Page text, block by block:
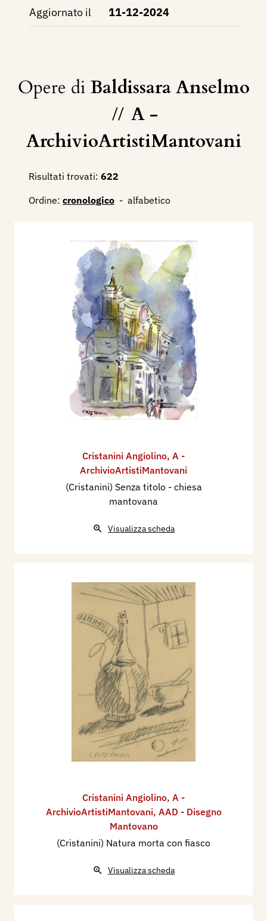
Aggiornato il
11-12-2024
Opere diBaldissara Anselmo
// A -
ArchivioArtistiMantovani
Risultati trovati: 622
Ordine: cronologico - alfabetico
Cristanini Angiolino, A -
ArchivioArtistiMantovani
(Cristanini) Senza titolo - chiesa
mantovana
Visualizza scheda
Cristanini Angiolino, A -
ArchivioArtistiMantovani, AAD - Disegno
Mantovano
(Cristanini) Natura morta con fiasco
Visualizza scheda